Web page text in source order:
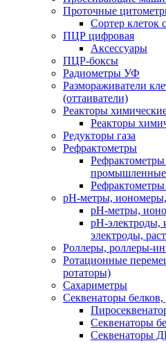
Проточные
Сортер клеток
ПЦР цифровая
Аксессуары
ПЦР-боксы
Радиометры УФ
Размораживатели
(оттаиватели)
Реакторы
Реакторы
Редукторы газа
Рефрактометры
Рефрактометры
промышленные
рН-метры,
рН-метры,
рН-электроды,
электроды,
Роллеры, роллеры-
Ротационные
ротаторы)
Сахариметры
Секвенаторы
Секвенаторы
Секвенаторы